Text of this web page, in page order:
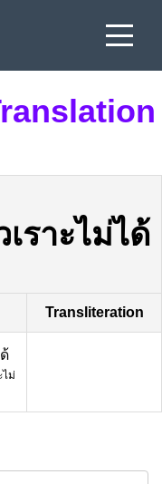
ราะไม่ได้
Transliteration
ไม่